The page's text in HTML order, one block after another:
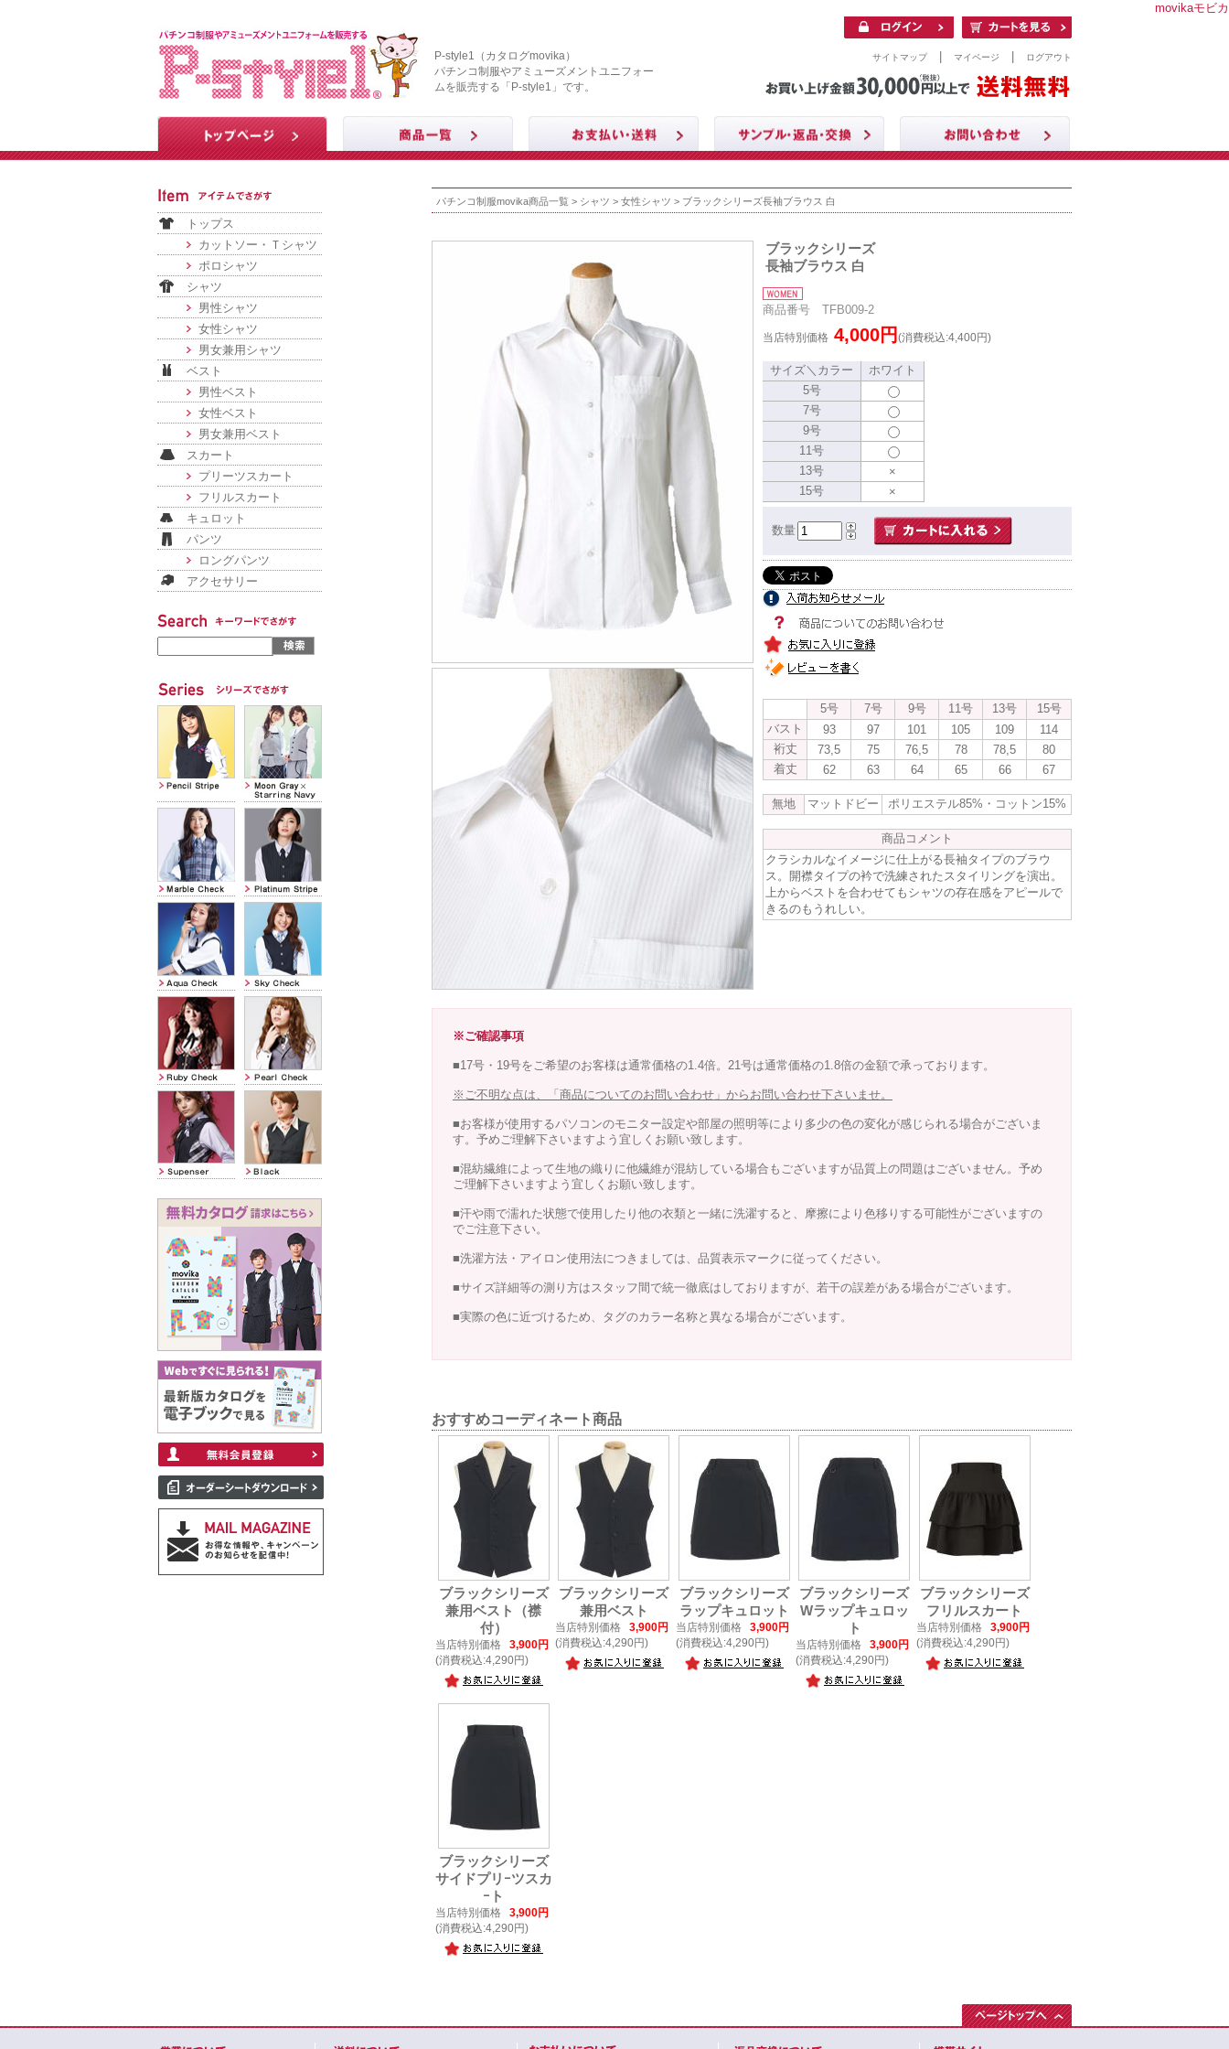
movikaモビカ
P-style1（カタログmovika）
パチンコ制服やアミューズメントユニフォー
ムを販売する「P-style1」です。
サイトマップ| マイページ ログアウト
トップス
カットソー・Ｔシャツ
ポロシャツ
シャツ
男性シャツ
女性シャツ
男女兼用シャツ
ベスト
男性ベスト
女性ベスト
男女兼用ベスト
スカート
プリーツスカート
フリルスカート
キュロット
パンツ
ロングパンツ
アクセサリー
パチンコ制服movika商品一覧 > シャツ > 女性シャツ > ブラックシリーズ長袖ブラウス 白
ブラックシリーズ
長袖ブラウス 白
商品番号 TFB009-2
当店特別価格 4,000円 (消費税込:4,400円)
サイズ＼カラー
ホワイト
5号
7号
9号
11号
13号
×
15号
×
数量
5号 7号 9号 11号 13号
15号
バスト
93 97 101 105 109
114
裄丈
73,5 75 76,5 78 78,5
80
着丈
62 63 64 65 66 67
無地 マットドビー ポリエステル85%・コットン15%
商品コメント
クラシカルなイメージに仕上がる長袖タイプのブラウ
ス。開襟タイプの衿で洗練されたスタイリングを演出。
上からベストを合わせてもシャツの存在感をアピールで
きるのもうれしい。
※ご確認事項
■17号・19号をご希望のお客様は通常価格の1.4倍。21号は通常価格の1.8倍の金額で承っております。
※ご不明な点は、「商品についてのお問い合わせ」からお問い合わせ下さいませ。
■お客様が使用するパソコンのモニター設定や部屋の照明等により多少の色の変化が感じられる場合がございま
す。予めご理解下さいますよう宜しくお願い致します。
■混紡繊維によって生地の織りに他繊維が混紡している場合もございますが品質上の問題はございません。予め
ご理解下さいますよう宜しくお願い致します。
■汗や雨で濡れた状態で使用したり他の衣類と一緒に洗濯すると、摩擦により色移りする可能性がございますの
でご注意下さい。
■洗濯方法・アイロン使用法につきましては、品質表示マークに従ってください。
■サイズ詳細等の測り方はスタッフ間で統一徹底はしておりますが、若干の誤差がある場合がございます。
■実際の色に近づけるため、タグのカラー名称と異なる場合がございます。
おすすめコーディネート商品
ブラックシリーズ
兼用ベスト（襟
付）
当店特別価格
3,900円
(消費税込:4,290円)
ブラックシリーズ
兼用ベスト
当店特別価格
3,900円
(消費税込:4,290円)
ブラックシリーズ
ラップキュロット
当店特別価格
3,900円
(消費税込:4,290円)
ブラックシリーズ
Wラップキュロッ
ト
当店特別価格
3,900円
(消費税込:4,290円)
ブラックシリーズ
フリルスカート
当店特別価格
3,900円
(消費税込:4,290円)
ブラックシリーズ
サイドプリｰツスカ
ｰト
当店特別価格
3,900円
(消費税込:4,290円)